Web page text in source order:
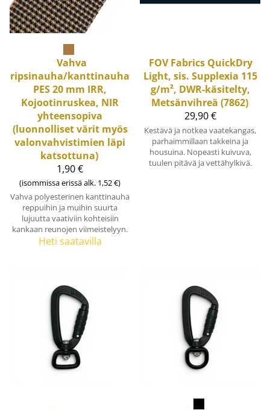
Vahva
ripsinauha/kanttinauha
PES 20 mm IRR,
Kojootinruskea, NIR
yhteensopiva
(luonnolliset värit myös
valonvahvistimien läpi
katsottuna)
1,90 €
(isommissa erissä alk. 1,52 €)
Vahva polyesterinen kanttinauha
reppuihin ja muihin suurta
lujuutta vaativiin kohteisiin
kankaan reunojen viimeistelyyn.
Heti saatavilla
FOV Fabrics QuickDry
Light, sis. Supplexia 115
g/m², DWR-käsitelty,
Metsänvihreä (7862)
29,90 €
Kestävä ja notkea vaatekangas,
parhaimmillaan takkeina ja
housuina. Nopeasti kuivuva,
tuulen pitävä ja vettähylkivä.